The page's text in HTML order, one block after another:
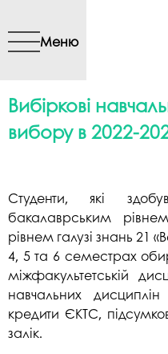
Меню
Вибіркові
вибору в 2022-
Студенти, які
бакалаврським
рівнем галузі знань 21
4, 5 та 6 семестрах
міжфакультетській
навчальних
кредити ЄКТС,
залік.